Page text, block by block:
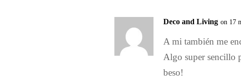
Deco and Living on 17
A mi también me
Algo super sencillo
beso!